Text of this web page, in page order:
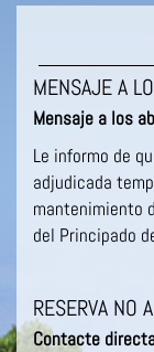
MENSAJE A
Mensaje a los
Le informo de
adjudicada
mantenimiento
del Principado
RESERVA NO
Contacte